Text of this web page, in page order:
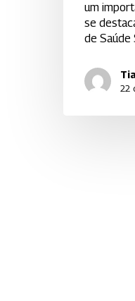
um
se
de Saúde
22